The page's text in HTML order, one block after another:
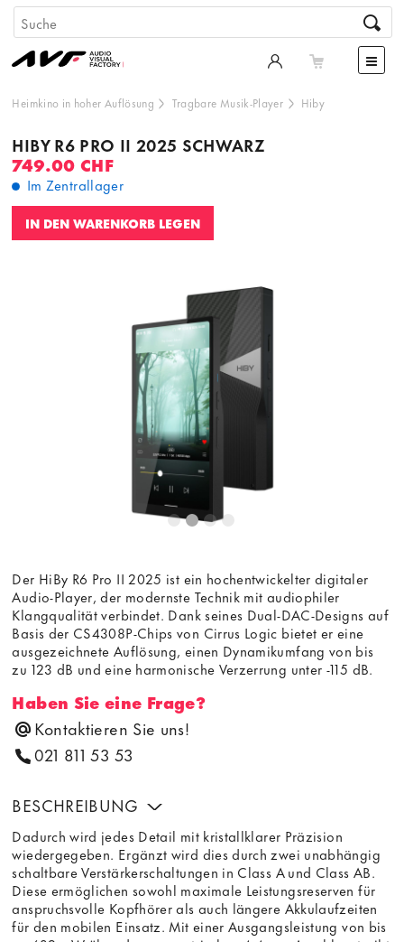
Heimkino in hoher Auflösung Tragbare Musik-Player Hiby
HIBY R6 PRO II 2025 SCHWARZ
749.00 CHF
Im Zentrallager
IN DEN WARENKORB LEGEN
Der HiBy R6 Pro II 2025 ist ein hochentwickelter digitaler
Audio-Player, der modernste Technik mit audiophiler
Klangqualität verbindet. Dank seines Dual-DAC-Designs auf
Basis der CS4308P-Chips von Cirrus Logic bietet er eine
ausgezeichnete Auflösung, einen Dynamikumfang von bis
zu 123 dB und eine harmonische Verzerrung unter -115 dB.
Haben Sie eine Frage?
Kontaktieren Sie uns!
021 811 53 53
BESCHREIBUNG
Dadurch wird jedes Detail mit kristallklarer Präzision
wiedergegeben. Ergänzt wird dies durch zwei unabhängig
schaltbare Verstärkerschaltungen in Class A und Class AB.
Diese ermöglichen sowohl maximale Leistungsreserven für
anspruchsvolle Kopfhörer als auch längere Akkulaufzeiten
für den mobilen Einsatz. Mit einer Ausgangsleistung von bis